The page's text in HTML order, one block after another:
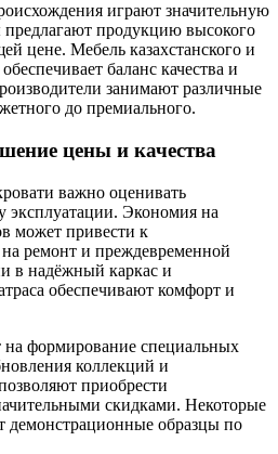
играют значительную
продукцию высокого
цене. Мебель казахстанского и
баланс качества и
занимают различные
до премиального.
цены и качества
важно оценивать
эксплуатации. Экономия на
может привести к
ремонт и преждевременной
в надёжный каркас и
обеспечивают комфорт и
на формирование специальных
коллекций и
приобрести
скидками. Некоторые
демонстрационные образцы по